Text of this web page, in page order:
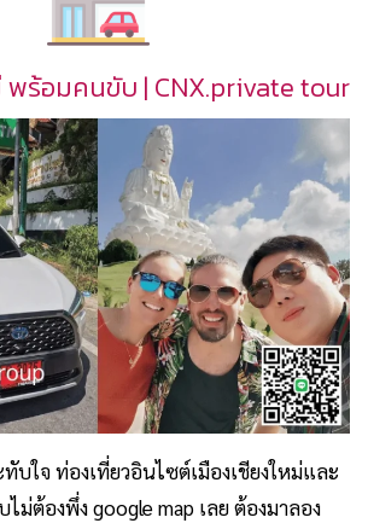
พร้อมคนขับ | CNX.private tour
บใจ ท่องเที่ยวอินไซต์เมืองเชียงใหม่และ
ไม่ต้องพึ่ง google map เลย ต้องมาลอง